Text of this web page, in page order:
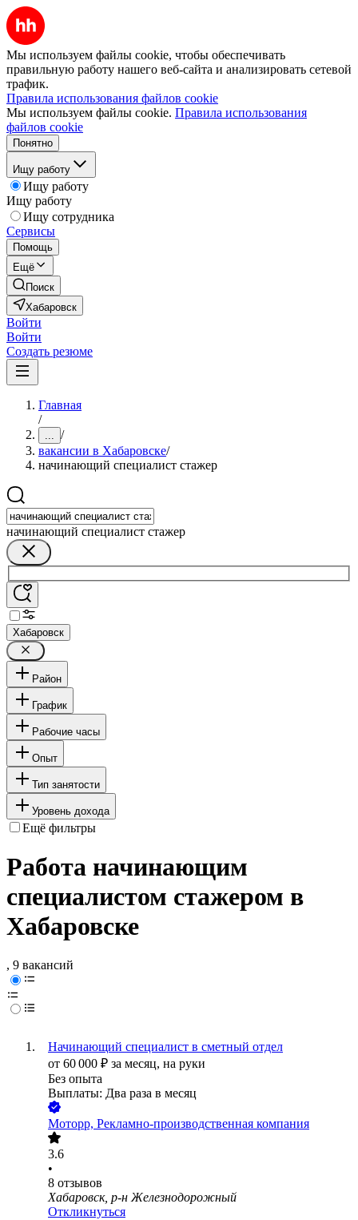
Мы используем файлы cookie, чтобы обеспечивать
правильную работу нашего веб-сайта и анализировать сетевой
трафик.
Правила использования файлов cookie
Мы используем файлы cookie. Правила использования
файлов cookie
Понятно
Ищу работу
Ищу работу
Ищу работу
Ищу сотрудника
Сервисы
Помощь
Ещё
Поиск
Хабаровск
Войти
Войти
Создать резюме
Главная
/
... /
вакансии в Хабаровске/
начинающий специалист стажер
начинающий специалист стажер
Хабаровск
Район
График
Рабочие часы
Опыт
Тип занятости
Уровень дохода
Ещё фильтры
Работа начинающим
специалистом стажером в
Хабаровске
, 9 вакансий
Начинающий специалист в сметный отдел
от 60 000 ₽ за месяц, на руки
Без опыта
Выплаты: Два раза в месяц
Моторр, Рекламно-производственная компания
3.6
•
8 отзывов
Хабаровск, р-н Железнодорожный
Откликнуться